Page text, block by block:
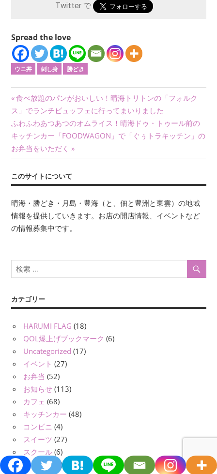
Twitter で
Spread the love
ウニ丼 刺し身 勝どき
投
稿
ナ
ビ
ゲ
ー
シ
ョ
前
の
記
事:
食べ放題のパンがおいしい！晴海トリトンの「フォルク
ス」でランチビュッフェに行ってまいりました
次
の
記
事:
ふわふわあつあつのオムライス！晴海ドゥ・トゥール前の
キッチンカー「FOODWAGON」で「ぐぅトラキッチン」の
お弁当をいただく
このサイトについて
晴海・勝どき・月島・豊海（と、佃と豊洲と東雲）の地域
情報を提供していきます。お店の開店情報、イベントなど
の情報募集中です。
カテゴリー
HARUMI FLAG (18)
QOL爆上げブックマーク (6)
Uncategorized (17)
イベント (27)
お弁当 (52)
お知らせ (113)
カフェ (68)
キッチンカー (48)
コンビニ (4)
スイーツ (27)
スクール (6)
スポーツ(5)